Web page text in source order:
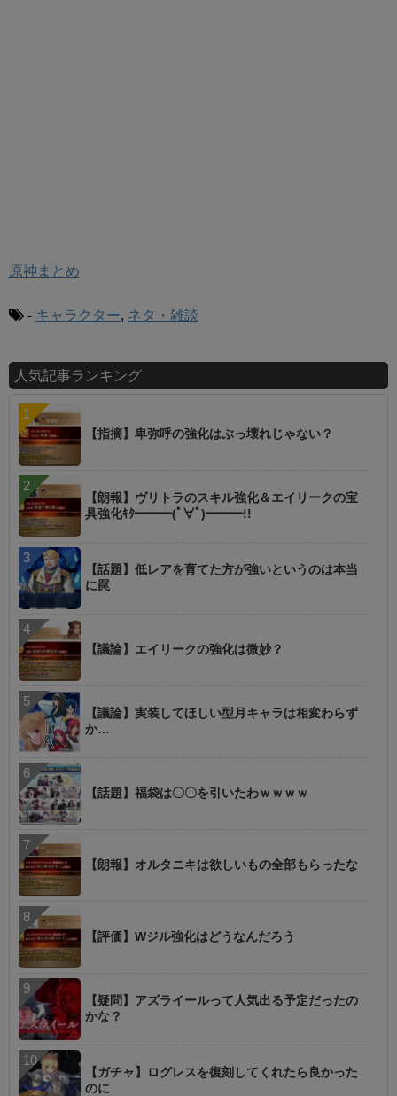
原神まとめ
- キャラクター, ネタ・雑談
人気記事ランキング
【指摘】卑弥呼の強化はぶっ壊れじゃない？
【朗報】ヴリトラのスキル強化＆エイリークの宝
具強化ｷﾀ━━━(ﾟ∀ﾟ)━━━!!
【話題】低レアを育てた方が強いというのは本当
に罠
【議論】エイリークの強化は微妙？
【議論】実装してほしい型月キャラは相変わらず
か…
【話題】福袋は〇〇を引いたわｗｗｗｗ
【朗報】オルタニキは欲しいもの全部もらったな
【評価】Wジル強化はどうなんだろう
【疑問】アズライールって人気出る予定だったの
かな？
【ガチャ】ログレスを復刻してくれたら良かった
のに